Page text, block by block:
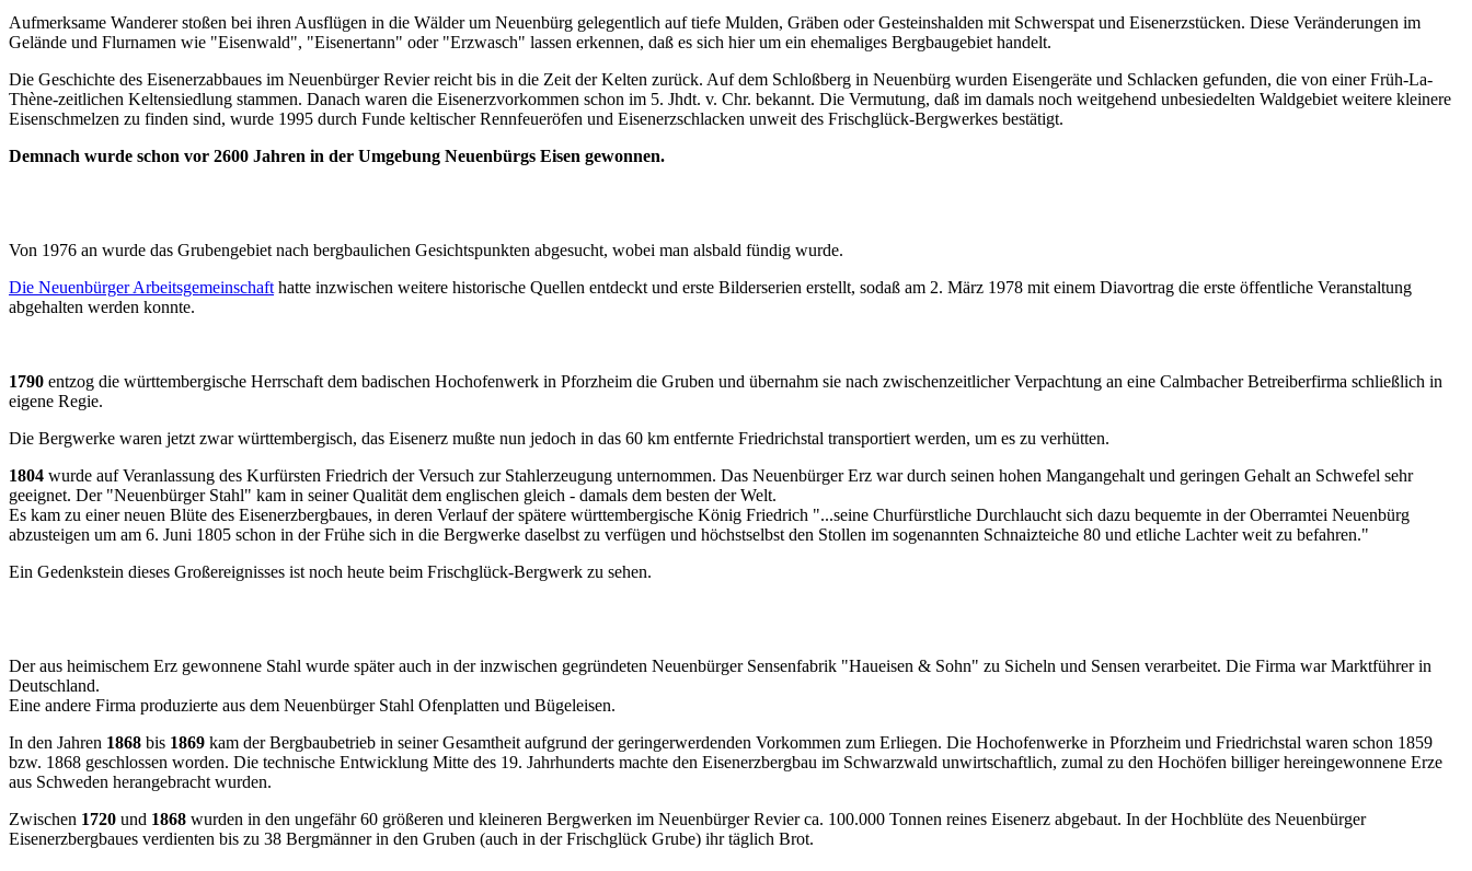
Aufmerksame Wanderer stoßen bei ihren Ausflügen in die Wälder um Neuenbürg gelegentlich auf tiefe Mulden, Gräben oder Gesteinshalden mit Schwerspat und Eisenerzstücken. Diese Veränderungen im
Gelände und Flurnamen wie "Eisenwald", "Eisenertann" oder "Erzwasch" lassen erkennen, daß es sich hier um ein ehemaliges Bergbaugebiet handelt.
Die Geschichte des Eisenerzabbaues im Neuenbürger Revier reicht bis in die Zeit der Kelten zurück. Auf dem Schloßberg in Neuenbürg wurden Eisengeräte und Schlacken gefunden, die von einer Früh-La-
Thène-zeitlichen Keltensiedlung stammen. Danach waren die Eisenerzvorkommen schon im 5. Jhdt. v. Chr. bekannt. Die Vermutung, daß im damals noch weitgehend unbesiedelten Waldgebiet weitere kleinere
Eisenschmelzen zu finden sind, wurde 1995 durch Funde keltischer Rennfeueröfen und Eisenerzschlacken unweit des Frischglück-Bergwerkes bestätigt.
Demnach wurde schon vor 2600 Jahren in der Umgebung Neuenbürgs Eisen gewonnen.
Von 1976 an wurde das Grubengebiet nach bergbaulichen Gesichtspunkten abgesucht, wobei man alsbald fündig wurde.
Die Neuenbürger Arbeitsgemeinschaft hatte inzwischen weitere historische Quellen entdeckt und erste Bilderserien erstellt, sodaß am 2. März 1978 mit einem Diavortrag die erste öffentliche Veranstaltung
abgehalten werden konnte.
1790 entzog die württembergische Herrschaft dem badischen Hochofenwerk in Pforzheim die Gruben und übernahm sie nach zwischenzeitlicher Verpachtung an eine Calmbacher Betreiberfirma schließlich in
eigene Regie.
Die Bergwerke waren jetzt zwar württembergisch, das Eisenerz mußte nun jedoch in das 60 km entfernte Friedrichstal transportiert werden, um es zu verhütten.
1804 wurde auf Veranlassung des Kurfürsten Friedrich der Versuch zur Stahlerzeugung unternommen. Das Neuenbürger Erz war durch seinen hohen Mangangehalt und geringen Gehalt an Schwefel sehr
geeignet. Der "Neuenbürger Stahl" kam in seiner Qualität dem englischen gleich - damals dem besten der Welt.
Es kam zu einer neuen Blüte des Eisenerzbergbaues, in deren Verlauf der spätere württembergische König Friedrich "...seine Churfürstliche Durchlaucht sich dazu bequemte in der Oberramtei Neuenbürg
abzusteigen um am 6. Juni 1805 schon in der Frühe sich in die Bergwerke daselbst zu verfügen und höchstselbst den Stollen im sogenannten Schnaizteiche 80 und etliche Lachter weit zu befahren."
Ein Gedenkstein dieses Großereignisses ist noch heute beim Frischglück-Bergwerk zu sehen.
Der aus heimischem Erz gewonnene Stahl wurde später auch in der inzwischen gegründeten Neuenbürger Sensenfabrik "Haueisen & Sohn" zu Sicheln und Sensen verarbeitet. Die Firma war Marktführer in
Deutschland.
Eine andere Firma produzierte aus dem Neuenbürger Stahl Ofenplatten und Bügeleisen.
In den Jahren 1868 bis 1869 kam der Bergbaubetrieb in seiner Gesamtheit aufgrund der geringerwerdenden Vorkommen zum Erliegen. Die Hochofenwerke in Pforzheim und Friedrichstal waren schon 1859
bzw. 1868 geschlossen worden. Die technische Entwicklung Mitte des 19. Jahrhunderts machte den Eisenerzbergbau im Schwarzwald unwirtschaftlich, zumal zu den Hochöfen billiger hereingewonnene Erze
aus Schweden herangebracht wurden.
Zwischen 1720 und 1868 wurden in den ungefähr 60 größeren und kleineren Bergwerken im Neuenbürger Revier ca. 100.000 Tonnen reines Eisenerz abgebaut. In der Hochblüte des Neuenbürger
Eisenerzbergbaues verdienten bis zu 38 Bergmänner in den Gruben (auch in der Frischglück Grube) ihr täglich Brot.